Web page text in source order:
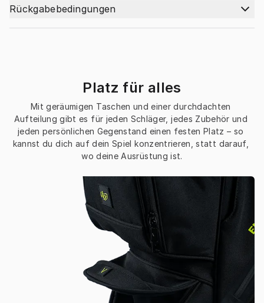
Rückgabebedingungen
Platz für alles
Mit geräumigen Taschen und einer durchdachten
Aufteilung gibt es für jeden Schläger, jedes Zubehör und
jeden persönlichen Gegenstand einen festen Platz – so
kannst du dich auf dein Spiel konzentrieren, statt darauf,
wo deine Ausrüstung ist.